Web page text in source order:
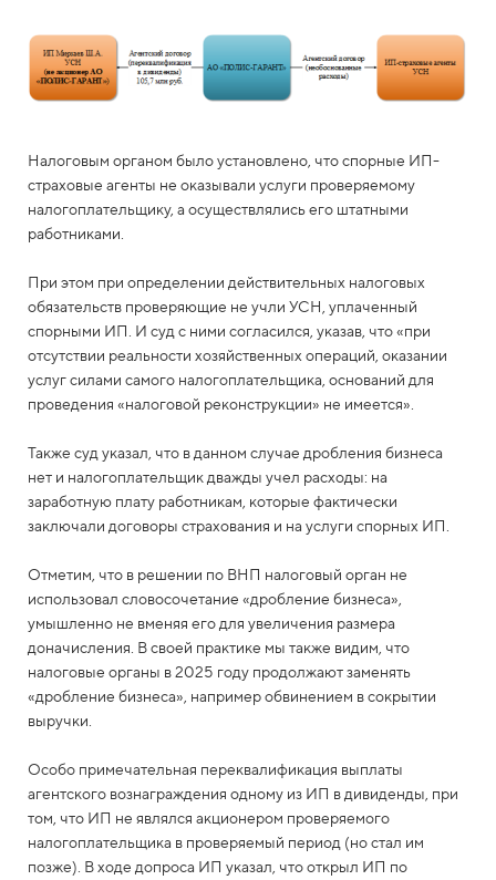
Налоговым органом было установлено, что спорные ИП-
страховые агенты не оказывали услуги проверяемому
налогоплательщику, а осуществлялись его штатными
работниками.
При этом при определении действительных налоговых
обязательств проверяющие не учли УСН, уплаченный
спорными ИП. И суд с ними согласился, указав, что «при
отсутствии реальности хозяйственных операций, оказании
услуг силами самого налогоплательщика, оснований для
проведения «налоговой реконструкции» не имеется».
Также суд указал, что в данном случае дробления бизнеса
нет и налогоплательщик дважды учел расходы: на
заработную плату работникам, которые фактически
заключали договоры страхования и на услуги спорных ИП.
Отметим, что в решении по ВНП налоговый орган не
использовал словосочетание «дробление бизнеса»,
умышленно не вменяя его для увеличения размера
доначисления. В своей практике мы также видим, что
налоговые органы в 2025 году продолжают заменять
«дробление бизнеса», например обвинением в сокрытии
выручки.
Особо примечательная переквалификация выплаты
агентского вознаграждения одному из ИП в дивиденды, при
том, что ИП не являлся акционером проверяемого
налогоплательщика в проверяемый период (но стал им
позже). В ходе допроса ИП указал, что открыл ИП по